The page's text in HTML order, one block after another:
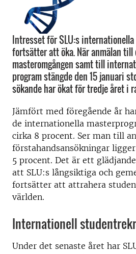
Intresset för SLU:s
fortsätter att öka. När anmälan
masteromgången samt till
program stängde den 15 januari
sökande har ökat för tredje året i
Jämfört med föregående år
de internationella
cirka 8 procent. Ser man till
förstahandsansökningar
5 procent. Det är ett
att SLU:s långsiktiga och
fortsätter att attrahera
världen.
Internationell
Under det senaste året har